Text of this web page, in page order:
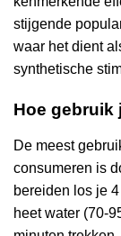
stijgende
waar het dient
synthetische
Hoe gebruik
De meest
consumeren is
bereiden los je
heet water (70-